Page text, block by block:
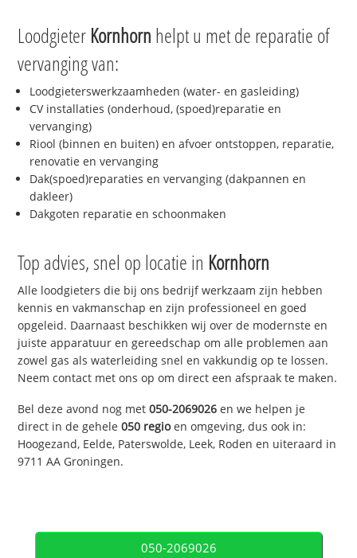
Loodgieter Kornhorn helpt u met de reparatie of
vervanging van:
Loodgieterswerkzaamheden (water- en gasleiding)
CV installaties (onderhoud, (spoed)reparatie en
vervanging)
Riool (binnen en buiten) en afvoer ontstoppen, reparatie,
renovatie en vervanging
Dak(spoed)reparaties en vervanging (dakpannen en
dakleer)
Dakgoten reparatie en schoonmaken
Top advies, snel op locatie in Kornhorn
Alle loodgieters die bij ons bedrijf werkzaam zijn hebben
kennis en vakmanschap en zijn professioneel en goed
opgeleid. Daarnaast beschikken wij over de modernste en
juiste apparatuur en gereedschap om alle problemen aan
zowel gas als waterleiding snel en vakkundig op te lossen.
Neem contact met ons op om direct een afspraak te maken.
Bel deze avond nog met050-2069026 en we helpen je
direct in de gehele050 regioen omgeving, dus ook in:
Hoogezand, Eelde, Paterswolde, Leek, Roden en uiteraard in
9711 AA Groningen.
050-2069026